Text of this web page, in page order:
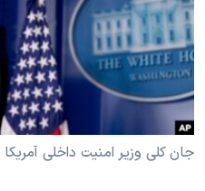
فرهنگ و زندگی
حقوق شهروندی
اقتصادی
اسرائیل در جنگ
مستندها
انتخابات ریاست جمهوری آمریکا ۲۰۲۴
حمله جمهوری اسلامی به اسرائیل
ورزش زنان در ایران
دنبال کنید
زبانهای مختلف
جان کلی وزیر امنیت داخلی آمریکا